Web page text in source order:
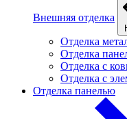
Внешняя отделка
Отделка
Отделка
Отделка с
Отделка с
Отделка панелью